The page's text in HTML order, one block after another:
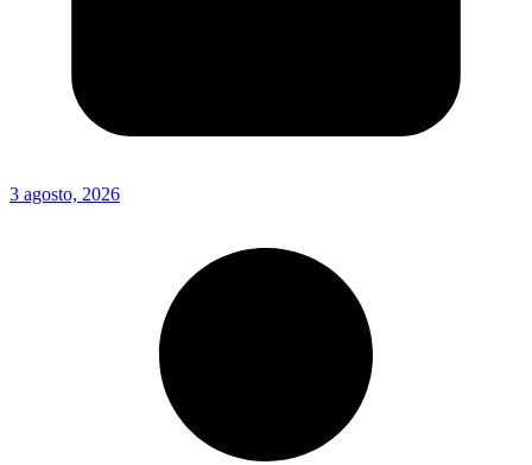
3 agosto, 2026